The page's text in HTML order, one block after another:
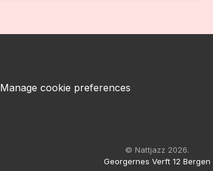
Manage cookie preferences
© Nattjazz 2026.
Georgernes Verft 12 Bergen